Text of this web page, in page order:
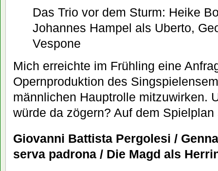
Das Trio vor dem Sturm: Heike
Johannes Hampel als Uberto,
Vespone
Mich erreichte im Frühling eine
Opernproduktion des
männlichen Hauptrolle mitzuwirken.
würde da zögern? Auf dem Spielplan
Giovanni Battista Pergolesi /
serva padrona / Die Magd als